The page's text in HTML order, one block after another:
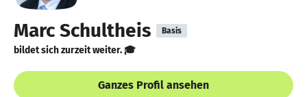
Marc Schultheis Basis
bildet sich zurzeit weiter. 🎓
Ganzes Profil ansehen